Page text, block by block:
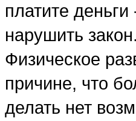
платите
нарушить закон.
Физическое
причине, что
делать нет